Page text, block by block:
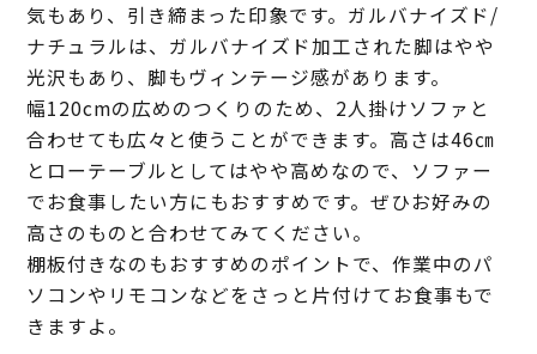
気もあり、引き締まった印象です。ガルバナイズド/
ナチュラルは、ガルバナイズド加工された脚はやや
光沢もあり、脚もヴィンテージ感があります。
幅120cmの広めのつくりのため、2人掛けソファと
合わせても広々と使うことができます。高さは46㎝
とローテーブルとしてはやや高めなので、ソファー
でお食事したい方にもおすすめです。ぜひお好みの
高さのものと合わせてみてください。
棚板付きなのもおすすめのポイントで、作業中のパ
ソコンやリモコンなどをさっと片付けてお食事もで
きますよ。